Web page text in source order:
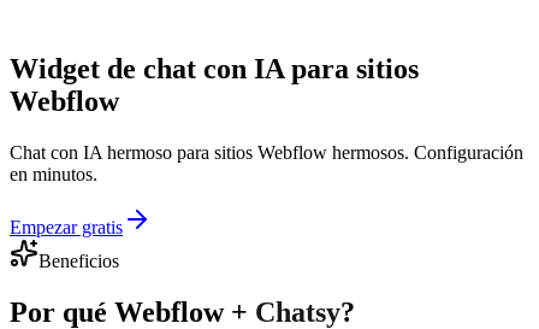
Widget de chat con IA para sitios
Webflow
Chat con IA hermoso para sitios Webflow hermosos. Configuración
en minutos.
Empezar gratis
Beneficios
Por qué Webflow+ Chatsy?